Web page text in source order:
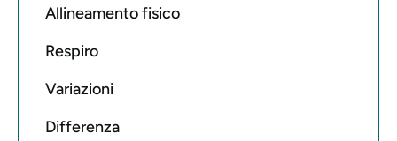
Allineamento fisico
Respiro
Variazioni
Differenza